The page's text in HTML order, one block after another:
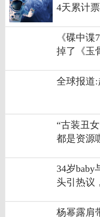
4天累计
《碟中
掉了《玉
全球报道
“古装丑
都是资源
34岁baby
头引热议
杨幂露肩